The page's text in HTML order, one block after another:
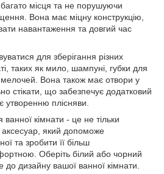
місця та не порушуючи
Вона має міцну конструкцію,
навантаження та довгий час
для зберігання різних
таких як мило, шампуні, губки для
мелочей. Вона також має отвори у
стікати, що забезпечує додатковий
утворенню плісняви.
кімнати - це не тільки
який допоможе
та зробити її більш
Оберіть білий або чорний
до дизайну вашої ванної кімнати.